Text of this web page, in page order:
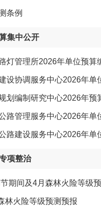
条例
集中公开
项整治
林火险等级预测预报